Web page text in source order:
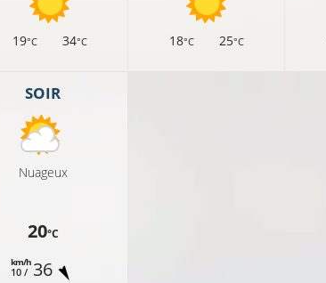
19°C 34°C 18°C 25°C
SOIR
Nuageux
20°C
10 /
km/h 36